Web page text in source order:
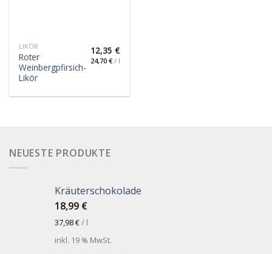
LIKÖR
Roter
Weinbergpfirsich-
Likör
12,35 €
24,70 €/ l
NEUESTE PRODUKTE
Kräuterschokolade
18,99 €
37,98€/ l
inkl. 19 % MwSt.